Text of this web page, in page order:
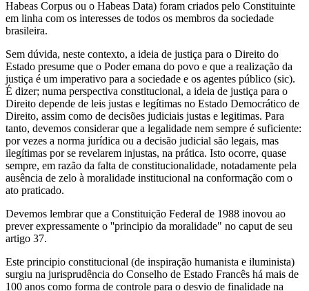
Habeas Corpus ou o Habeas Data) foram criados pelo Constituinte
em linha com os interesses de todos os membros da sociedade
brasileira.
Sem dúvida, neste contexto, a ideia de justiça para o Direito do
Estado presume que o Poder emana do povo e que a realização da
justiça é um imperativo para a sociedade e os agentes público (sic).
É dizer; numa perspectiva constitucional, a ideia de justiça para o
Direito depende de leis justas e legítimas no Estado Democrático de
Direito, assim como de decisões judiciais justas e legitimas. Para
tanto, devemos considerar que a legalidade nem sempre é suficiente:
por vezes a norma jurídica ou a decisão judicial são legais, mas
ilegítimas por se revelarem injustas, na prática. Isto ocorre, quase
sempre, em razão da falta de constitucionalidade, notadamente pela
ausência de zelo à moralidade institucional na conformação com o
ato praticado.
Devemos lembrar que a Constituição Federal de 1988 inovou ao
prever expressamente o ''principio da moralidade" no caput de seu
artigo 37.
Este principio constitucional (de inspiração humanista e iluminista)
surgiu na jurisprudência do Conselho de Estado Francês há mais de
100 anos como forma de controle para o desvio de finalidade na